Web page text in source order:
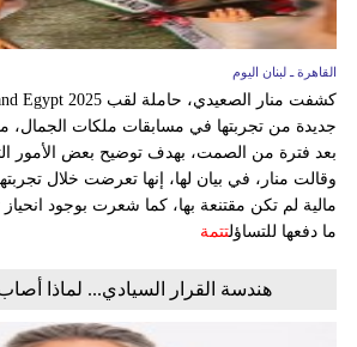
القاهرة ـ لبنان اليوم
جديدة من تجربتها في مسابقات ملكات الجمال،
بعد فترة من الصمت، بهدف توضيح بعض الأمور
وقالت منار، في بيان لها، إنها تعرضت خلال
مالية لم تكن مقتنعة بها، كما شعرت بوجود
ما دفعها للتساؤلتتمة
هندسة القرار السيادي... لماذا